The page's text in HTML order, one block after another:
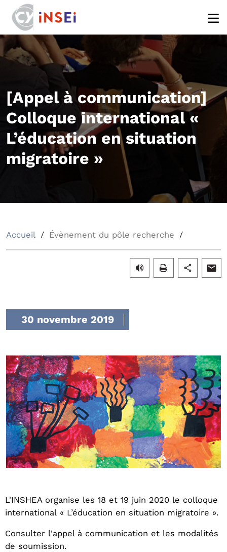
[Appel à communication]
Colloque international «
L’éducation en situation
migratoire »
Accueil Évènement du pôle recherche
30 novembre 2019
L'INSHEA organise les 18 et 19 juin 2020 le colloque
international « L’éducation en situation migratoire ».
Consulter l'appel à communication et les modalités
de soumission.